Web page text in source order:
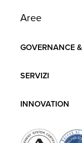
Aree
GOVERNANCE
SERVIZI
INNOVATION